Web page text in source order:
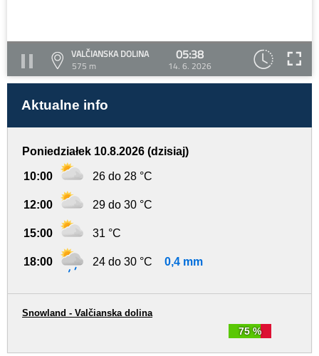
VALČIANSKA DOLINA
575 m
05:38
14. 6. 2026
Aktualne info
Poniedziałek 10.8.2026 (dzisiaj)
10:00 26 do 28 °C
12:00 29 do 30 °C
15:00 31 °C
18:00 24 do 30 °C 0,4 mm
75 %
Snowland - Valčianska dolina